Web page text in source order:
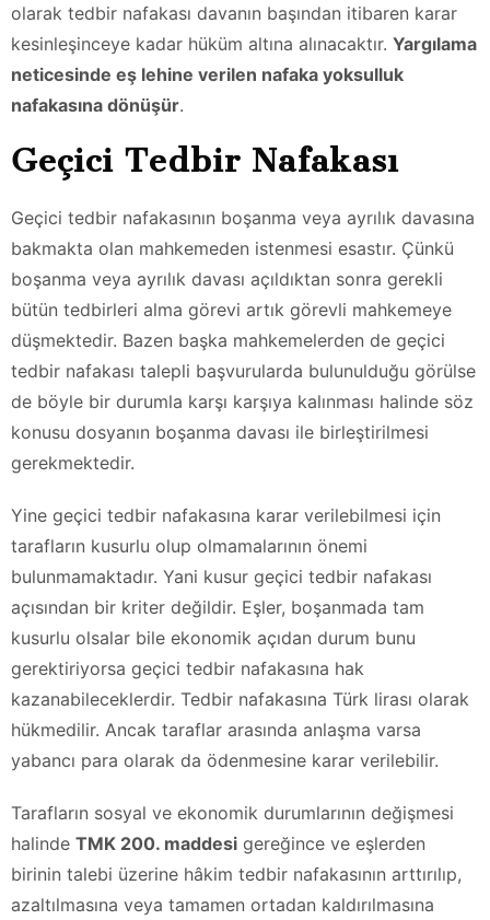
olarak tedbir nafakası davanın başından itibaren karar
kesinleşinceye kadar hüküm altına alınacaktır. Yargılama
neticesinde eş lehine verilen nafaka yoksulluk
nafakasına dönüşür.
Geçici Tedbir Nafakası
Geçici tedbir nafakasının boşanma veya ayrılık davasına
bakmakta olan mahkemeden istenmesi esastır. Çünkü
boşanma veya ayrılık davası açıldıktan sonra gerekli
bütün tedbirleri alma görevi artık görevli mahkemeye
düşmektedir. Bazen başka mahkemelerden de geçici
tedbir nafakası talepli başvurularda bulunulduğu görülse
de böyle bir durumla karşı karşıya kalınması halinde söz
konusu dosyanın boşanma davası ile birleştirilmesi
gerekmektedir.
Yine geçici tedbir nafakasına karar verilebilmesi için
tarafların kusurlu olup olmamalarının önemi
bulunmamaktadır. Yani kusur geçici tedbir nafakası
açısından bir kriter değildir. Eşler, boşanmada tam
kusurlu olsalar bile ekonomik açıdan durum bunu
gerektiriyorsa geçici tedbir nafakasına hak
kazanabileceklerdir. Tedbir nafakasına Türk lirası olarak
hükmedilir. Ancak taraflar arasında anlaşma varsa
yabancı para olarak da ödenmesine karar verilebilir.
Tarafların sosyal ve ekonomik durumlarının değişmesi
halinde TMK 200. maddesi gereğince ve eşlerden
birinin talebi üzerine hâkim tedbir nafakasının arttırılıp,
azaltılmasına veya tamamen ortadan kaldırılmasına